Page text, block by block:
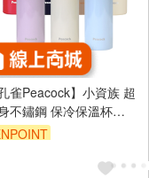
雀Peacock】小資族 超
不鏽鋼 保冷保溫杯
你杯)-任選色